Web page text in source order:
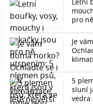
pro
Je
5
sluní